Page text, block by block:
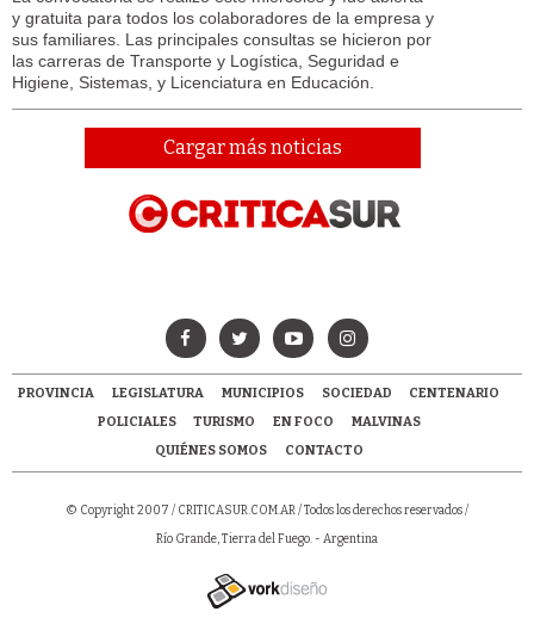
y gratuita para todos los colaboradores de la empresa y
sus familiares. Las principales consultas se hicieron por
las carreras de Transporte y Logística, Seguridad e
Higiene, Sistemas, y Licenciatura en Educación.
Cargar más noticias
PROVINCIA LEGISLATURA MUNICIPIOS SOCIEDAD
CENTENARIO
POLICIALES
TURISMO EN FOCO
MALVINAS
QUIÉNES SOMOS
CONTACTO
© Copyright 2007 / CRITICASUR.COM.AR/ Todos los derechos reservados /
Río Grande, Tierra del Fuego. - Argentina